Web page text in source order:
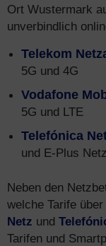
Ort Wustermark
unverbindlich
Telekom
5G und 4G
Vodafone
5G und LTE
Telefónica
und E-Plus Netz
Neben den
welche Tarife über
Netz und
Tarifen und